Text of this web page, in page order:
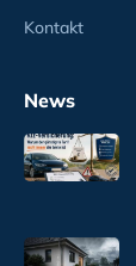
Kontakt
News